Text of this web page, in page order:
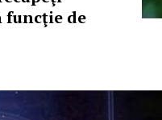
funcţie de